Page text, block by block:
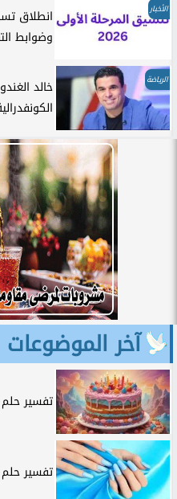
الأخبار
انطلاق
وضوابط
الرياضة
خالد
آخر الموضوعات
تفسير
تفسير حلم